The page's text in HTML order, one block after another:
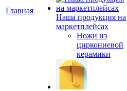
Главная
Наша продукция на
маркетплейсах
Ножи из
циркониевой
керамики